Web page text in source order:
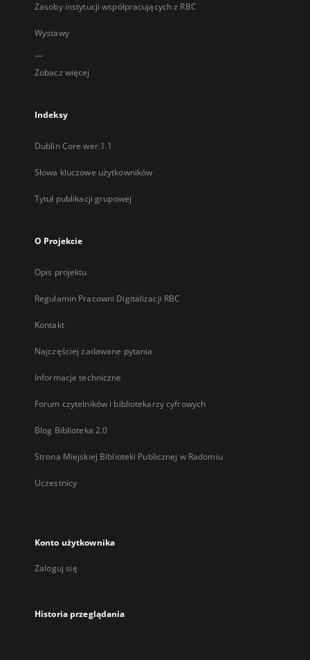
Zasoby instytucji współpracujących z RBC
Wystawy
...
Zobacz więcej
Indeksy
Dublin Core wer.1.1
Słowa kluczowe użytkowników
Tytuł publikacji grupowej
O Projekcie
Opis projektu
Regulamin Pracowni Digitalizacji RBC
Kontakt
Najczęściej zadawane pytania
Informacje techniczne
Forum czytelników i bibliotekarzy cyfrowych
Blog Biblioteka 2.0
Strona Miejskiej Biblioteki Publicznej w Radomiu
Uczestnicy
Konto użytkownika
Zaloguj się
Historia przeglądania